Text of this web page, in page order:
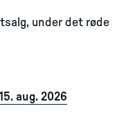
under det røde
aug. 2026